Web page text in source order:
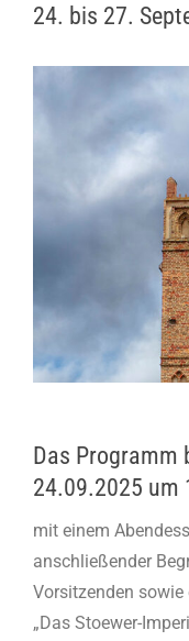
24. bis 27.
Das Programm
24.09.2025 um
mit einem
anschließender
Vorsitzenden sowie
„Das Stoewer-